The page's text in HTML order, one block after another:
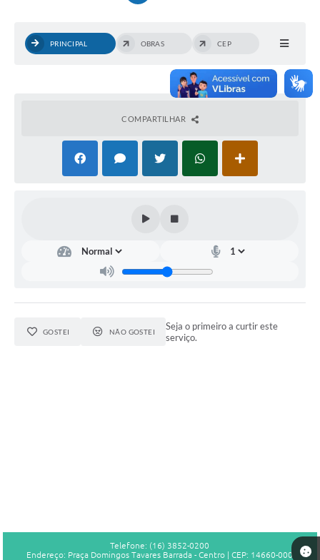
PRINCIPAL OBRAS CEP
COMPARTILHAR
GOSTEI NÃO GOSTEI
Seja o primeiro a curtir este
serviço.
Telefone: (16) 3852-0200
Endereço: Praça Domingos Tavares Barrada - Centro | CEP: 14660-000